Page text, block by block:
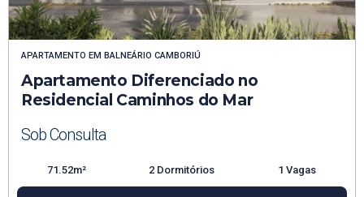
APARTAMENTO EM BALNEÁRIO CAMBORIÚ
Apartamento Diferenciado no
Residencial Caminhos do Mar
Sob Consulta
71.52m² 2 Dormitórios 1 Vagas